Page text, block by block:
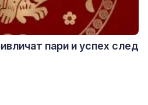
пари и успех след